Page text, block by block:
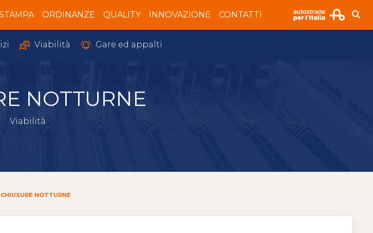
ORDINANZE QUALITY INNOVAZIONE CONTATTI
Viabilità Gare ed appalti
NOTTURNE
Viabilità
CHIUSURE NOTTURNE